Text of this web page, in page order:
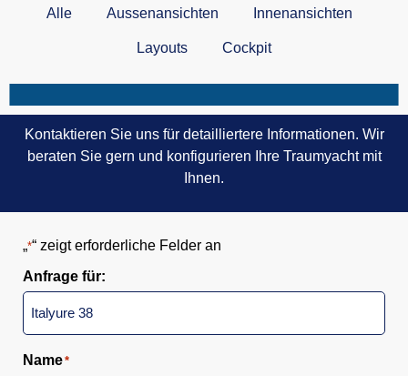
Alle Aussenansichten Innenansichten
Layouts Cockpit
Kontaktieren Sie uns für detailliertere Informationen. Wir
beraten Sie gern und konfigurieren Ihre Traumyacht mit
Ihnen.
„*“ zeigt erforderliche Felder an
Anfrage für:
Name*